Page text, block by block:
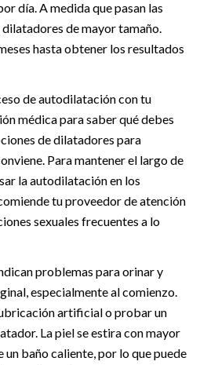
día. A medida que pasan las
dilatadores de mayor tamaño.
hasta obtener los resultados
de autodilatación con tu
médica para saber qué debes
de dilatadores para
Para mantener el largo de
la autodilatación en los
tu proveedor de atención
sexuales frecuentes a lo
problemas para orinar y
especialmente al comienzo.
artificial o probar un
La piel se estira con mayor
un baño caliente, por lo que puede